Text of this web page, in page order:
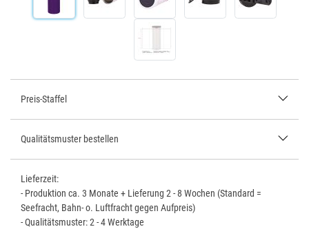
Preis-Staffel
Qualitätsmuster bestellen
Lieferzeit:
- Produktion ca. 3 Monate + Lieferung 2 - 8 Wochen (Standard =
Seefracht, Bahn- o. Luftfracht gegen Aufpreis)
- Qualitätsmuster: 2 - 4 Werktage